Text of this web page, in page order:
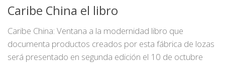
Caribe China el libro
Caribe China: Ventana a la modernidad libro que
documenta productos creados por esta fábrica de lozas
será presentado en segunda edición el 10 de octubre